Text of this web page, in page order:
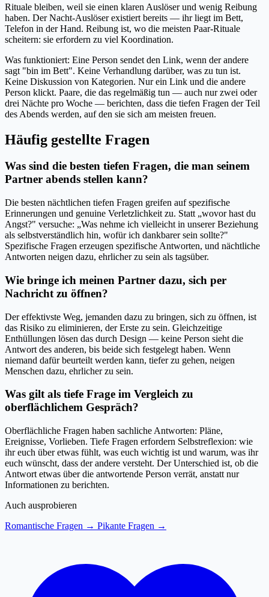
Rituale bleiben, weil sie einen klaren Auslöser und wenig Reibung
haben. Der Nacht-Auslöser existiert bereits — ihr liegt im Bett,
Telefon in der Hand. Reibung ist, wo die meisten Paar-Rituale
scheitern: sie erfordern zu viel Koordination.
Was funktioniert: Eine Person sendet den Link, wenn der andere
sagt "bin im Bett". Keine Verhandlung darüber, was zu tun ist.
Keine Diskussion von Kategorien. Nur ein Link und die andere
Person klickt. Paare, die das regelmäßig tun — auch nur zwei oder
drei Nächte pro Woche — berichten, dass die tiefen Fragen der Teil
des Abends werden, auf den sie sich am meisten freuen.
Häufig gestellte Fragen
Was sind die besten tiefen Fragen, die man seinem
Partner abends stellen kann?
Die besten nächtlichen tiefen Fragen greifen auf spezifische
Erinnerungen und genuine Verletzlichkeit zu. Statt „wovor hast du
Angst?" versuche: „Was nehme ich vielleicht in unserer Beziehung
als selbstverständlich hin, wofür ich dankbarer sein sollte?"
Spezifische Fragen erzeugen spezifische Antworten, und nächtliche
Antworten neigen dazu, ehrlicher zu sein als tagsüber.
Wie bringe ich meinen Partner dazu, sich per
Nachricht zu öffnen?
Der effektivste Weg, jemanden dazu zu bringen, sich zu öffnen, ist
das Risiko zu eliminieren, der Erste zu sein. Gleichzeitige
Enthüllungen lösen das durch Design — keine Person sieht die
Antwort des anderen, bis beide sich festgelegt haben. Wenn
niemand dafür beurteilt werden kann, tiefer zu gehen, neigen
Menschen dazu, ehrlicher zu sein.
Was gilt als tiefe Frage im Vergleich zu
oberflächlichem Gespräch?
Oberflächliche Fragen haben sachliche Antworten: Pläne,
Ereignisse, Vorlieben. Tiefe Fragen erfordern Selbstreflexion: wie
ihr euch über etwas fühlt, was euch wichtig ist und warum, was ihr
euch wünscht, dass der andere versteht. Der Unterschied ist, ob die
Antwort etwas über die antwortende Person verrät, anstatt nur
Informationen zu berichten.
Auch ausprobieren
Romantische Fragen → Pikante Fragen →